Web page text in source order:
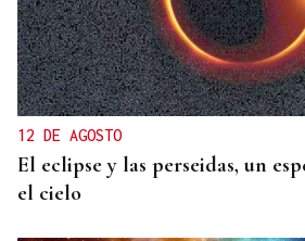
12 DE AGOSTO
El eclipse y las perseidas, un
el cielo